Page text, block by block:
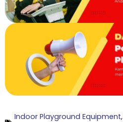
Indoor Playground Equipment,